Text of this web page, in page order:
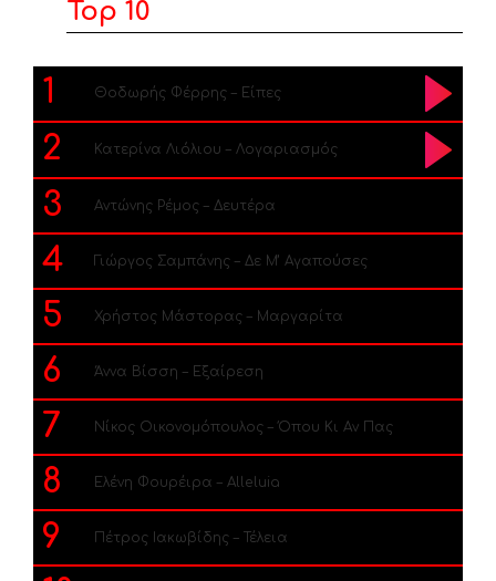
Top 10
1 Θοδωρής Φέρρης – Είπες
2 Κατερίνα Λιόλιου – Λογαριασμός
3 Αντώνης Ρέμος – Δευτέρα
4 Γιώργος Σαμπάνης – Δε Μ’ Αγαπούσες
5 Χρήστος Μάστορας – Μαργαρίτα
6 Άννα Βίσση – Εξαίρεση
7 Νίκος Οικονομόπουλος – Όπου Κι Αν Πας
8 Ελένη Φουρέιρα – Alleluia
9 Πέτρος Ιακωβίδης – Τέλεια